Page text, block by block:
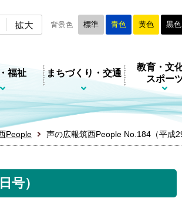
拡大 背景色 標準 青色 黄色 黒色
福祉 まちづくり・交通
教育・文
スポー
People 声の広報筑西People No.184（平成
号）